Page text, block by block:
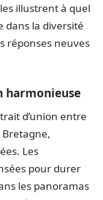
illustrent à quel
dans la diversité
réponses neuves
harmonieuse
d’union entre
Bretagne,
Les
pour durer
les panoramas